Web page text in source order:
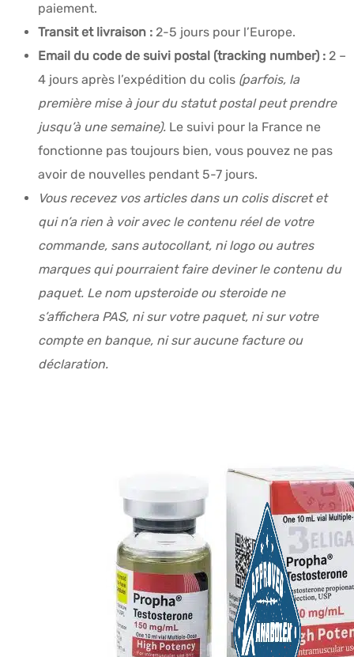
paiement.
Transit et livraison : 2-5 jours pour l’Europe.
Email du code de suivi postal (tracking number) : 2 –
4 jours après l’expédition du colis (parfois, la
première mise à jour du statut postal peut prendre
jusqu’à une semaine). Le suivi pour la France ne
fonctionne pas toujours bien, vous pouvez ne pas
avoir de nouvelles pendant 5-7 jours.
Vous recevez vos articles dans un colis discret et
qui n’a rien à voir avec le contenu réel de votre
commande, sans autocollant, ni logo ou autres
marques qui pourraient faire deviner le contenu du
paquet. Le nom upsteroide ou steroide ne
s’affichera PAS, ni sur votre paquet, ni sur votre
compte en banque, ni sur aucune facture ou
déclaration.